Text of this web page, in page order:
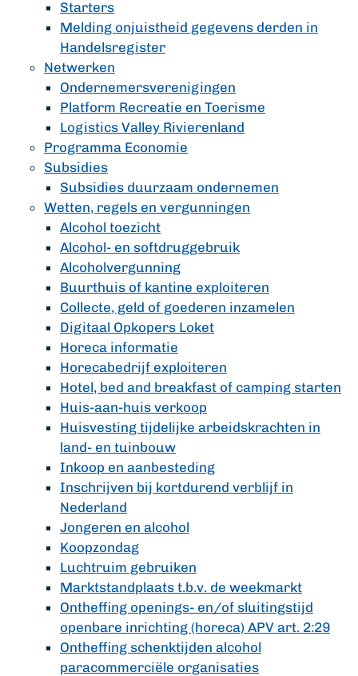
Starters
Melding onjuistheid gegevens derden in
Handelsregister
Netwerken
Ondernemersverenigingen
Platform Recreatie en Toerisme
Logistics Valley Rivierenland
Programma Economie
Subsidies
Subsidies duurzaam ondernemen
Wetten, regels en vergunningen
Alcohol toezicht
Alcohol- en softdruggebruik
Alcoholvergunning
Buurthuis of kantine exploiteren
Collecte, geld of goederen inzamelen
Digitaal Opkopers Loket
Horeca informatie
Horecabedrijf exploiteren
Hotel, bed and breakfast of camping starten
Huis-aan-huis verkoop
Huisvesting tijdelijke arbeidskrachten in
land- en tuinbouw
Inkoop en aanbesteding
Inschrijven bij kortdurend verblijf in
Nederland
Jongeren en alcohol
Koopzondag
Luchtruim gebruiken
Marktstandplaats t.b.v. de weekmarkt
Ontheffing openings- en/of sluitingstijd
openbare inrichting (horeca) APV art. 2:29
Ontheffing schenktijden alcohol
paracommerciële organisaties